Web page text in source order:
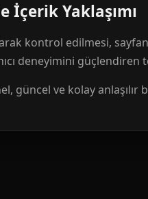
İçerik Yaklaşımı
kontrol edilmesi,
deneyimini güçlendiren
güncel ve kolay